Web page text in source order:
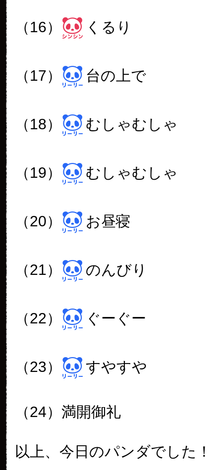
（16） くるり
（17） 台の上で
（18） むしゃむしゃ
（19） むしゃむしゃ
（20） お昼寝
（21） のんびり
（22） ぐーぐー
（23） すやすや
（24）満開御礼
以上、今日のパンダでした！